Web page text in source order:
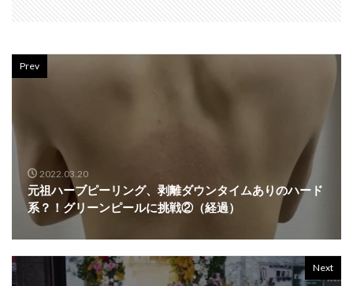
Prev
2022.03.20
元祖ハーブピーリング、剥離ダウンタイムありのハード
系？！グリーンピールに挑戦②（経過）
Next